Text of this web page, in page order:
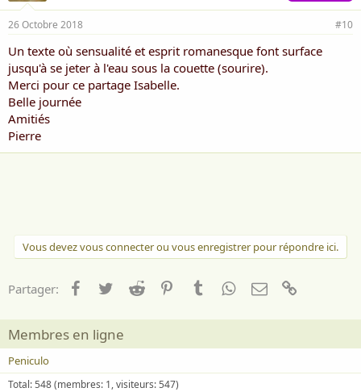
26 Octobre 2018 #10
Un texte où sensualité et esprit romanesque font surface
jusqu'à se jeter à l'eau sous la couette (sourire).
Merci pour ce partage Isabelle.
Belle journée
Amitiés
Pierre
Vous devez vous connecter ou vous enregistrer pour répondre ici.
Partager: Facebook
TwitterReddit PinterestTumblrWhatsApp
Email
Membres en ligne
Peniculo
Total: 548 (membres: 1, visiteurs: 547)